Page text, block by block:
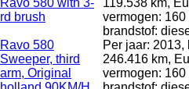
rd brush
vermogen: 160
brandstof:
Ravo 580
Sweeper, third
arm, Original
Per jaar: 2013,
246.416 km,
vermogen: 160